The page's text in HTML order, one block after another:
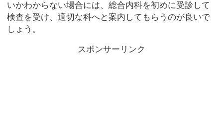
いかわからない場合には、総合内科を初めに受診して
検査を受け、適切な科へと案内してもらうのが良いで
しょう。
スポンサーリンク